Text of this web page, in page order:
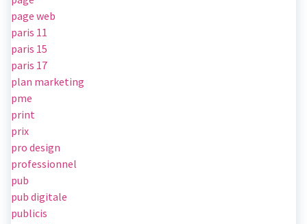
page web
paris 11
paris 15
paris 17
plan marketing
pme
print
prix
pro design
professionnel
pub
pub digitale
publicis